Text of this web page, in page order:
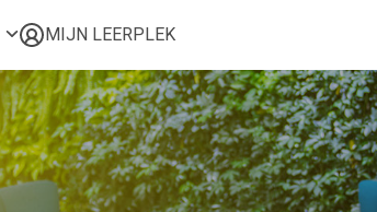
MIJN LEERPLEK
Voor mij
Alle onderwerpen
Populair
Favoriet